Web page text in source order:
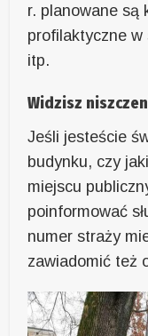
r. planowane są
profilaktyczne w
itp.
Widzisz
Jeśli jesteście
budynku, czy
miejscu
poinformować
numer straży
zawiadomić też